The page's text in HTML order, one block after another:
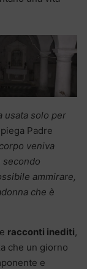
usata solo per
Padre
veniva
secondo
ammirare,
che è
e racconti inediti,
che un giorno
e